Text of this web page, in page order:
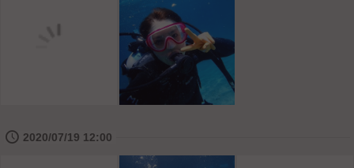
🕔 2020/07/19 12:00